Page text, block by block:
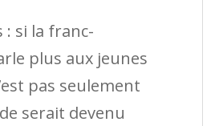
: si la franc-
plus aux jeunes
pas seulement
serait devenu